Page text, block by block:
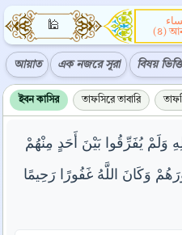
🕌
(৪)
আয়াত এক নজরে সূরা বিষয়
ইবন কাসির তাফসিরে তাবারি
وَلَمْ يُفَرِّقُوا بَيْنَ أَحَدٍ مِنْهُمْ
وَكَانَ اللَّهُ غَفُورًا رَحِيمًا